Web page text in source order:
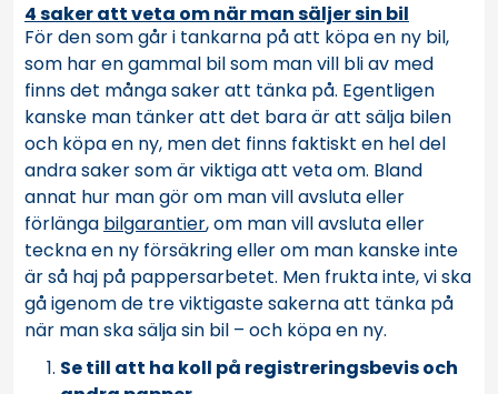
4 saker att veta om när man säljer sin bil
För den som går i tankarna på att köpa en ny bil,
som har en gammal bil som man vill bli av med
finns det många saker att tänka på. Egentligen
kanske man tänker att det bara är att sälja bilen
och köpa en ny, men det finns faktiskt en hel del
andra saker som är viktiga att veta om. Bland
annat hur man gör om man vill avsluta eller
förlänga bilgarantier, om man vill avsluta eller
teckna en ny försäkring eller om man kanske inte
är så haj på pappersarbetet. Men frukta inte, vi ska
gå igenom de tre viktigaste sakerna att tänka på
när man ska sälja sin bil – och köpa en ny.
Se till att ha koll på registreringsbevis och